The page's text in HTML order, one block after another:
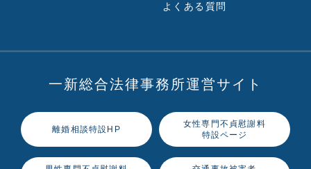
よくある質問
一新総合法律事務所運営サイト
離婚相談特設HP
女性専門不貞慰謝料
特設ページ